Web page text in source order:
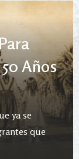
Años
ya se
que